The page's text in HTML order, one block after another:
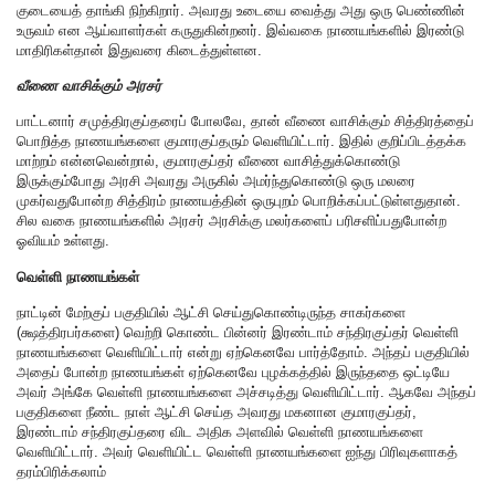
குடையைத் தாங்கி நிற்கிறார். அவரது உடையை வைத்து அது ஒரு பெண்ணின்
உருவம் என ஆய்வாளர்கள் கருதுகின்றனர். இவ்வகை நாணயங்களில் இரண்டு
மாதிரிகள்தான் இதுவரை கிடைத்துள்ளன.
வீணை வாசிக்கும் அரசர்
பாட்டனார் சமுத்திரகுப்தரைப் போலவே, தான் வீணை வாசிக்கும் சித்திரத்தைப்
பொறித்த நாணயங்களை குமாரகுப்தரும் வெளியிட்டார். இதில் குறிப்பிடத்தக்க
மாற்றம் என்னவென்றால், குமாரகுப்தர் வீணை வாசித்துக்கொண்டு
இருக்கும்போது அரசி அவரது அருகில் அமர்ந்துகொண்டு ஒரு மலரை
முகர்வதுபோன்ற சித்திரம் நாணயத்தின் ஒருபுறம் பொறிக்கப்பட்டுள்ளதுதான்.
சில வகை நாணயங்களில் அரசர் அரசிக்கு மலர்களைப் பரிசளிப்பதுபோன்ற
ஓவியம் உள்ளது.
வெள்ளி நாணயங்கள்
நாட்டின் மேற்குப் பகுதியில் ஆட்சி செய்துகொண்டிருந்த சாகர்களை
(க்ஷத்திரபர்களை) வெற்றி கொண்ட பின்னர் இரண்டாம் சந்திரகுப்தர் வெள்ளி
நாணயங்களை வெளியிட்டார் என்று ஏற்கெனவே பார்த்தோம். அந்தப் பகுதியில்
அதைப் போன்ற நாணயங்கள் ஏற்கெனவே புழக்கத்தில் இருந்ததை ஒட்டியே
அவர் அங்கே வெள்ளி நாணயங்களை அச்சடித்து வெளியிட்டார். ஆகவே அந்தப்
பகுதிகளை நீண்ட நாள் ஆட்சி செய்த அவரது மகனான குமாரகுப்தர்,
இரண்டாம் சந்திரகுப்தரை விட அதிக அளவில் வெள்ளி நாணயங்களை
வெளியிட்டார். அவர் வெளியிட்ட வெள்ளி நாணயங்களை ஐந்து பிரிவுகளாகத்
தரம்பிரிக்கலாம்